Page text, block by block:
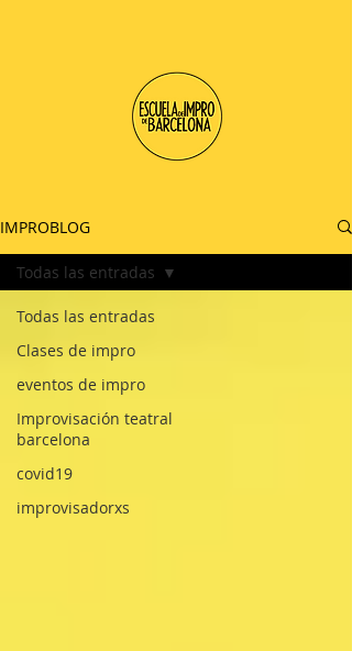
IMPROBLOG
Todas las entradas
Clases de impro
eventos de impro
Improvisación teatral
barcelona
covid19
improvisadorxs
Todas las entradas